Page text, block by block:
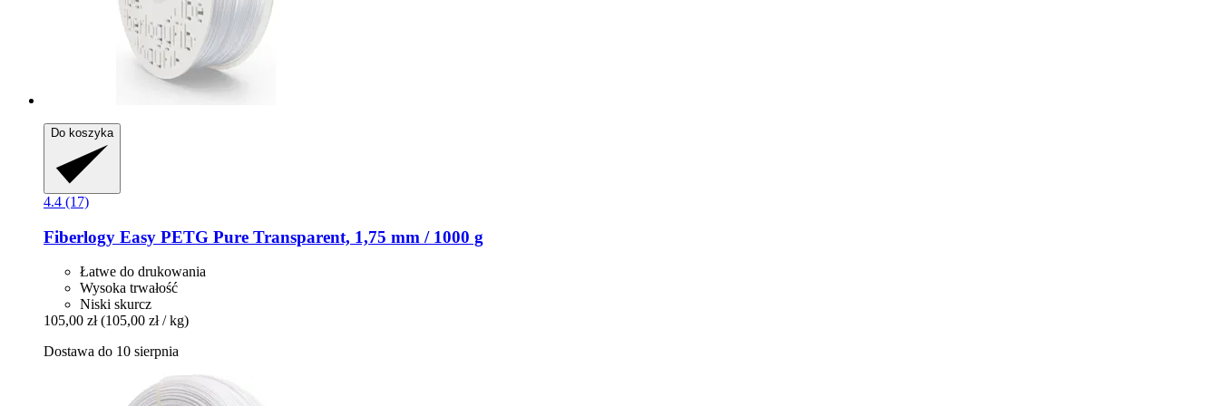
Do koszyka
4.4 (17)
Fiberlogy Easy PETG Pure Transparent, 1,75 mm / 1000 g
Łatwe do drukowania
Wysoka trwałość
Niski skurcz
105,00 zł (105,00 zł / kg)
Dostawa do 10 sierpnia